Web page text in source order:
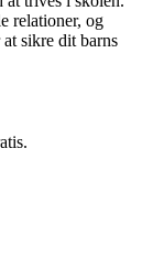
relationer, og
sikre dit barns